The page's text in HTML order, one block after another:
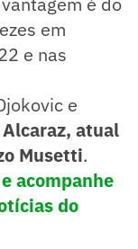
em
e nas
e
atual
Musetti.
acompanhe
do